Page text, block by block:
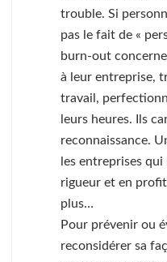
trouble. Si
pas le fait de «
burn-out
à leur entreprise,
travail,
leurs heures. Ils
reconnaissance.
les entreprises
rigueur et en
plus…
Pour prévenir ou
reconsidérer sa